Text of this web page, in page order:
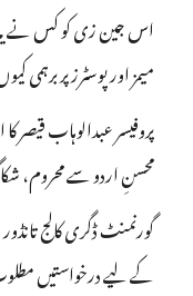
اس جین زی کو کس نے
میمز اور پوسٹرز پر برہمی
پروفیسر عبدالوہاب قیصر
محسنِ اردو سے محروم،
گورنمنٹ ڈگری کالج
کے لیے درخواستیں